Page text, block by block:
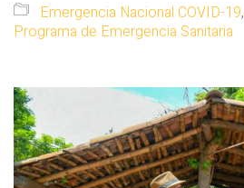
Emergencia Nacional COVID-19,
Programa de Emergencia Sanitaria